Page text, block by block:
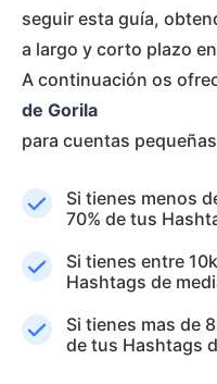
seguir esta guía,
a largo y corto plazo
A continuación os
de Gorila
para cuentas
Si tienes menos
70% de tus
Si tienes entre
Hashtags de
Si tienes mas de
de tus Hashtags